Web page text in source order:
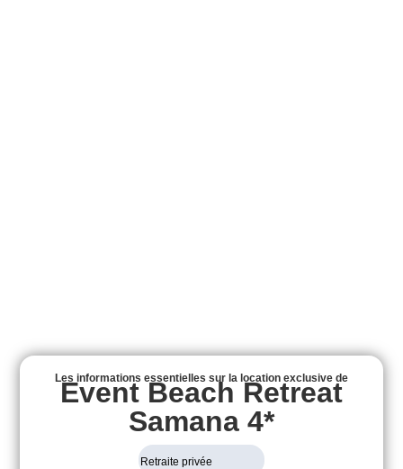
Les informations essentielles sur la location exclusive de
Event Beach Retreat
Samana 4*
Retraite privée